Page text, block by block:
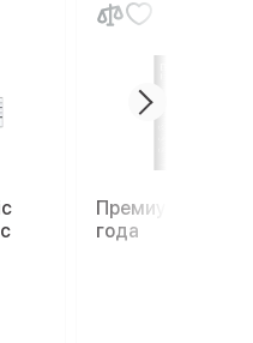
Премиум
года